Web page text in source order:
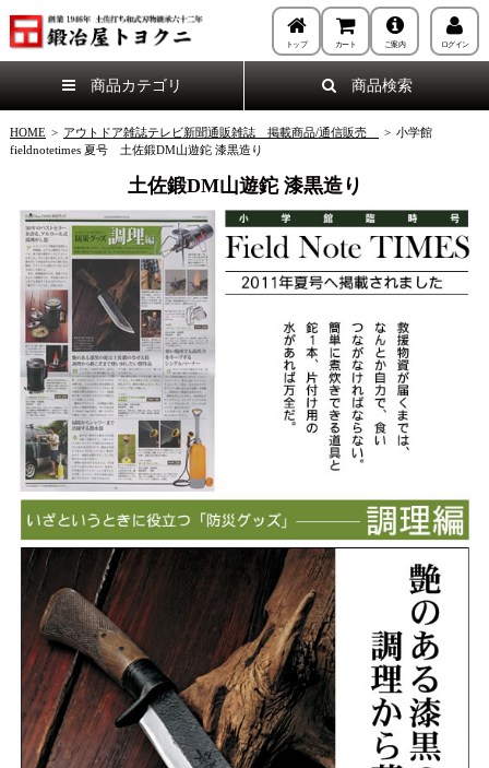
トップ カート ご案内 ログイン
商品カテゴリ 商品検索
HOME > アウトドア雑誌テレビ新聞通販雑誌 掲載商品/通信販売 > 小学館
fieldnotetimes 夏号 土佐鍛DM山遊鉈 漆黒造り
土佐鍛DM山遊鉈 漆黒造り